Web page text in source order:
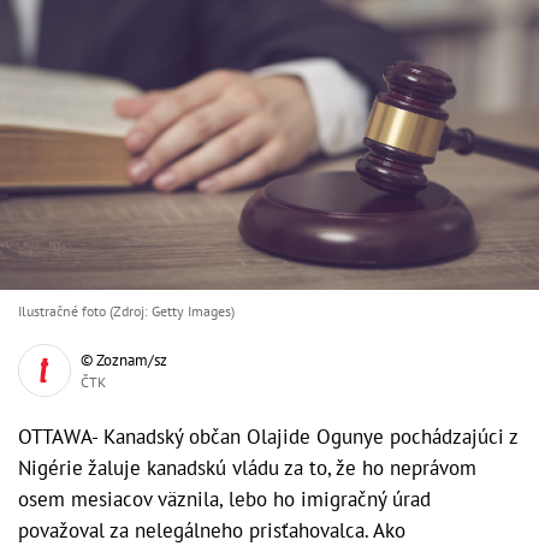
Ilustračné foto (Zdroj: Getty Images)
© Zoznam/sz
ČTK
OTTAWA- Kanadský občan Olajide Ogunye pochádzajúci z
Nigérie žaluje kanadskú vládu za to, že ho neprávom
osem mesiacov väznila, lebo ho imigračný úrad
považoval za nelegálneho prisťahovalca. Ako